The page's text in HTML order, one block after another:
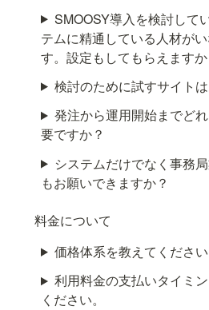
SMOOSY導入を検討して
テムに精通している人材が
す。設定もしてもらえますか
検討のために試すサイト
発注から運用開始までど
要ですか？
システムだけでなく事務
もお願いできますか？
料金について
価格体系を教えてください
利用料金の支払いタイミ
ください。